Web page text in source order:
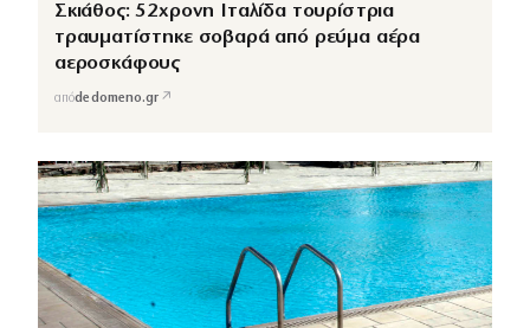
Σκιάθος: 52χρονη Ιταλίδα τουρίστρια
τραυματίστηκε σοβαρά από ρεύμα αέρα
αεροσκάφους
απόdedomeno.gr ↗